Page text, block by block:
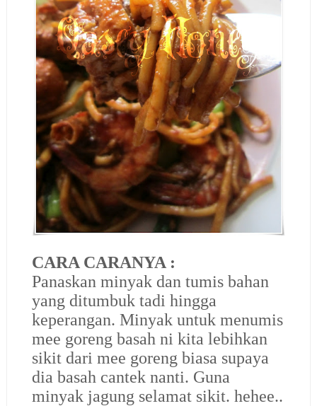
CARA CARANYA :
Panaskan minyak dan tumis bahan
yang ditumbuk tadi hingga
keperangan. Minyak untuk menumis
mee goreng basah ni kita lebihkan
sikit dari mee goreng biasa supaya
dia basah cantek nanti. Guna
minyak jagung selamat sikit. hehee..